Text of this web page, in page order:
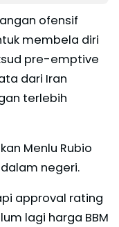
ofensif
membela diri
pre-emptive
dari Iran
terlebih
Menlu Rubio
negeri.
approval rating
lagi harga BBM